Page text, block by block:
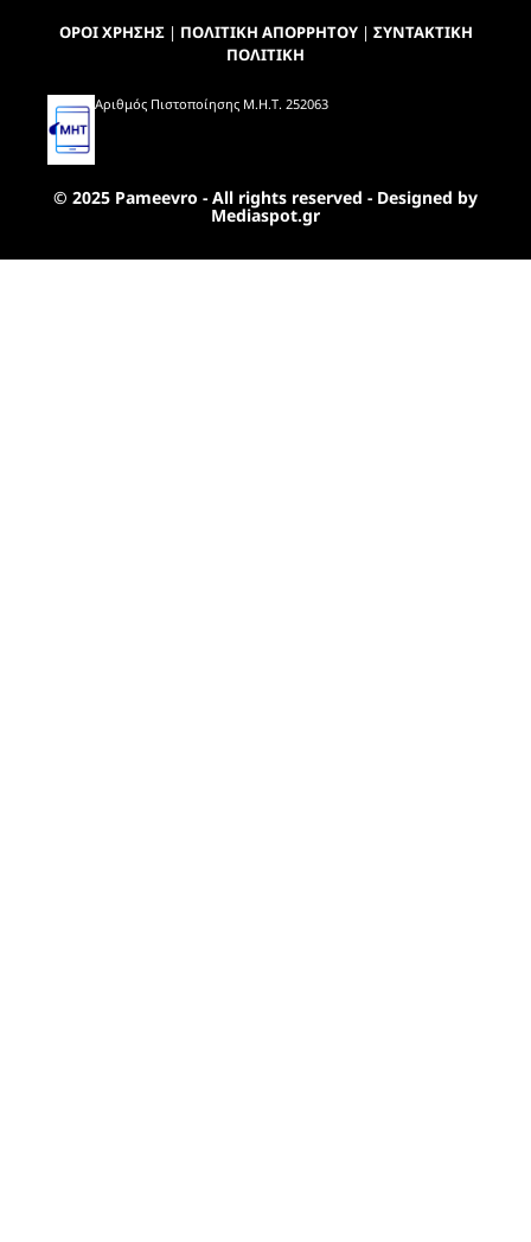
ΟΡΟΙ ΧΡΗΣΗΣ| ΠΟΛΙΤΙΚΗ ΑΠΟΡΡΗΤΟΥ| ΣΥΝΤΑΚΤΙΚΗ
ΠΟΛΙΤΙΚΗ
Αριθμός Πιστοποίησης Μ.Η.Τ. 252063
© 2025 Pameevro - All rights reserved - Designed by
Mediaspot.gr